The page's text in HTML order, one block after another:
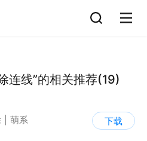
连线”的相关推荐(19)
萌系
下载